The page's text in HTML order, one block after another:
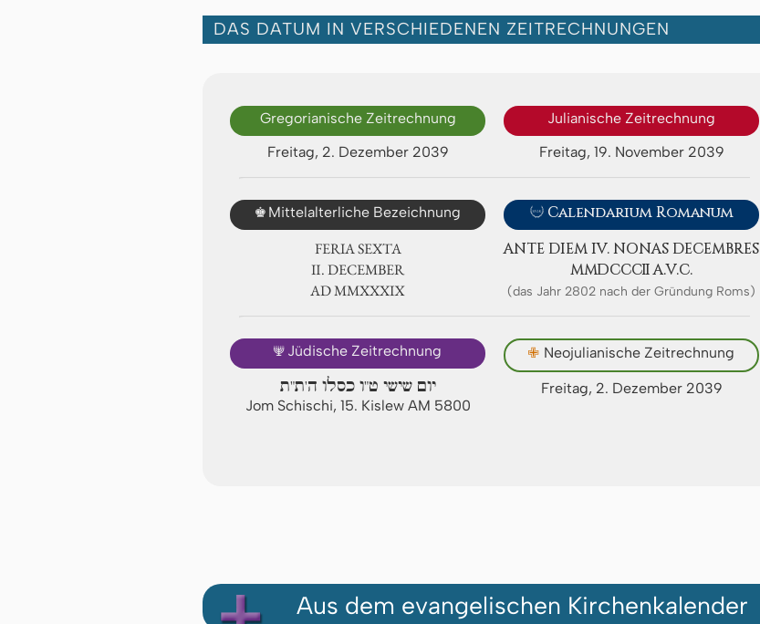
DAS DATUM IN VERSCHIEDENEN ZEITRECHNUNGEN
Gregorianische Zeitrechnung
Freitag, 2. Dezember 2039
Julianische Zeitrechnung
Freitag, 19. November 2039
♚ Mittelalterliche Bezeichnung
FERIA SEXTA
Ⅱ. DECEMBER
AD ⅯⅯⅩⅩⅩⅨ
 Calendarium Romanum
ANTE DIEM IV. NONAS DE­CEMB­RES
ⅯⅯⅮⅭⅭⅭⅡ A.V.C.
(das Jahr 2802 nach der Gründung Roms)
🕎 Jüdische Zeitrechnung
יום שישי ט"ו כסלו ה'ת"ת
Jom Schischi, 15. Kislew AM 5800
✙ Neojulianische Zeitrechnung
Freitag, 2. Dezember 2039
Aus dem evangelischen Kirchenkalender